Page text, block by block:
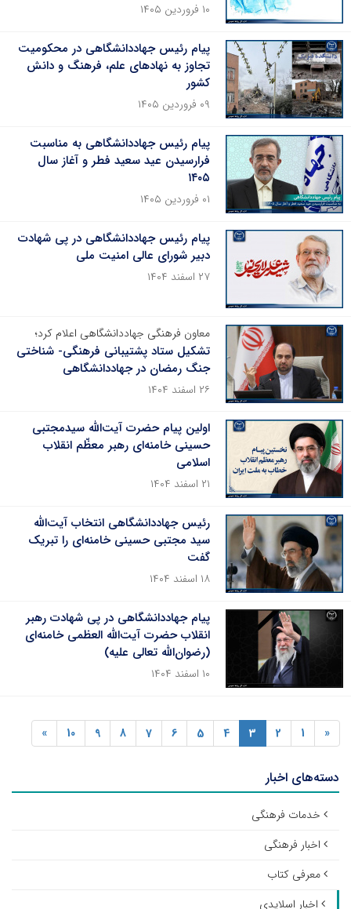
۱۰ فروردین ۱۴۰۵
پیام رئیس جهاددانشگاهی در محکومیت
تجاوز به نهادهای علم، فرهنگ و دانش
کشور
۰۹ فروردین ۱۴۰۵
پیام رئیس جهاددانشگاهی به مناسبت
فرارسیدن عید سعید فطر و آغاز سال
۱۴۰۵
۰۱ فروردین ۱۴۰۵
پیام رئیس جهاددانشگاهی در پی شهادت
دبیر شورای عالی امنیت ملی
۲۷ اسفند ۱۴۰۴
معاون فرهنگی جهاددانشگاهی اعلام کرد؛
تشکیل ستاد پشتیبانی فرهنگی- شناختی
جنگ رمضان در جهاددانشگاهی
۲۶ اسفند ۱۴۰۴
اولین پیام حضرت آیت‌الله سیدمجتبی
حسینی خامنه‌ای رهبر معظّم انقلاب
اسلامی
۲۱ اسفند ۱۴۰۴
رئیس جهاددانشگاهی انتخاب آیت‌الله
سید مجتبی حسینی خامنه‌ای را تبریک
گفت
۱۸ اسفند ۱۴۰۴
پیام جهاددانشگاهی در پی شهادت رهبر
انقلاب حضرت آیت‌الله العظمی خامنه‌ای
(رضوان‌الله تعالی علیه)
۱۰ اسفند ۱۴۰۴
«
1
2
3
4
5
6
7
8
9
10
»
دسته‌های اخبار
خدمات فرهنگی
اخبار فرهنگی
معرفی کتاب
اخبار اسلایدی